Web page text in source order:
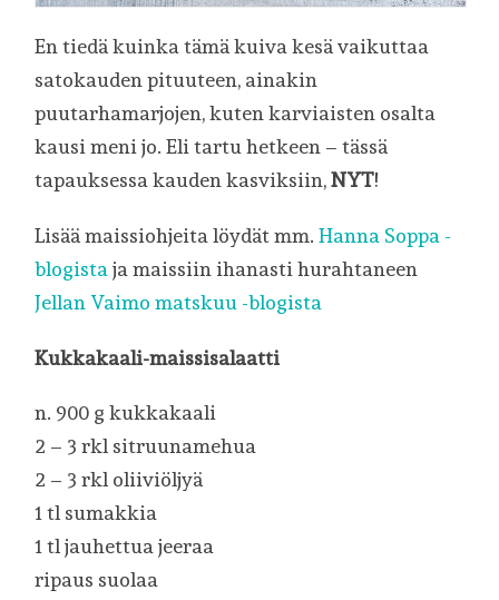
En tiedä kuinka tämä kuiva kesä vaikuttaa
satokauden pituuteen, ainakin
puutarhamarjojen, kuten karviaisten osalta
kausi meni jo. Eli tartu hetkeen – tässä
tapauksessa kauden kasviksiin,NYT!
Lisää maissiohjeita löydät mm.Hanna Soppa -
blogista ja maissiin ihanasti hurahtaneen
Jellan Vaimo matskuu -blogista
Kukkakaali-maissisalaatti
n. 900 g kukkakaali
2 – 3 rkl sitruunamehua
2 – 3 rkl oliiviöljyä
1 tl sumakkia
1 tl jauhettua jeeraa
ripaus suolaa